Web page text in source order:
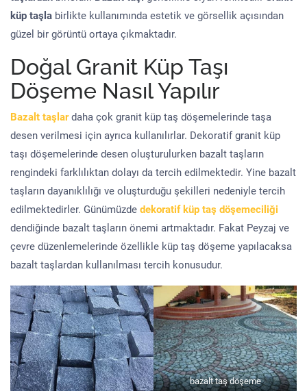
küp taşla birlikte kullanımında estetik ve görsellik açısından
güzel bir görüntü ortaya çıkmaktadır.
Doğal Granit Küp Taşı
Döşeme Nasıl Yapılır
Bazalt taşlardaha çok granit küp taş döşemelerinde taşa
desen verilmesi için ayrıca kullanılırlar. Dekoratif granit küp
taşı döşemelerinde desen oluşturulurken bazalt taşların
rengindeki farklılıktan dolayı da tercih edilmektedir. Yine bazalt
taşların dayanıklılığı ve oluşturduğu şekilleri nedeniyle tercih
edilmektedirler. Günümüzde dekoratif küp taş döşemeciliği
dendiğinde bazalt taşların önemi artmaktadır. Fakat Peyzaj ve
çevre düzenlemelerinde özellikle küp taş döşeme yapılacaksa
bazalt taşlardan kullanılması tercih konusudur.
bazalt taş döşeme